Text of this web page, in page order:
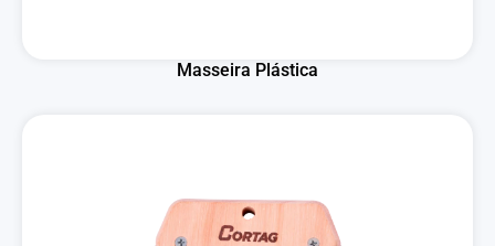
Masseira Plástica